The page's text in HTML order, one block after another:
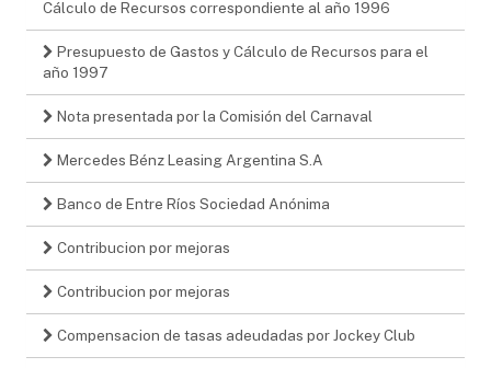
Cálculo de Recursos correspondiente al año 1996
Presupuesto de Gastos y Cálculo de Recursos para el
año 1997
Nota presentada por la Comisión del Carnaval
Mercedes Bénz Leasing Argentina S.A
Banco de Entre Ríos Sociedad Anónima
Contribucion por mejoras
Contribucion por mejoras
Compensacion de tasas adeudadas por Jockey Club